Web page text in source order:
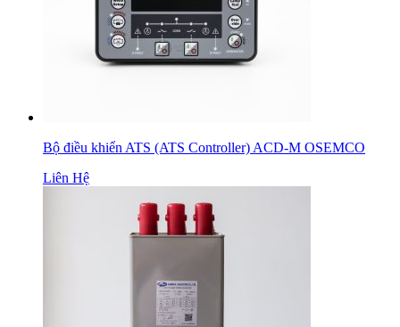
Bộ điều khiển ATS (ATS Controller) ACD-M OSEMCO
Liên Hệ